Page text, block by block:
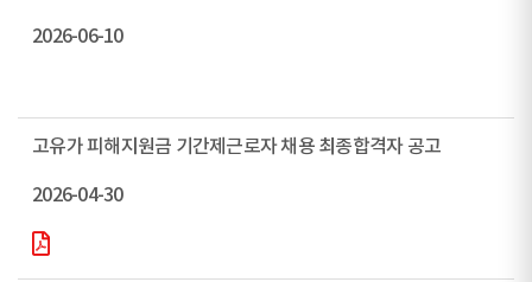
2026-06-10
고유가 피해지원금 기간제근로자 채용 최종합격자 공고
2026-04-30